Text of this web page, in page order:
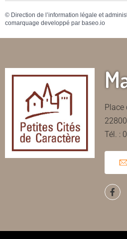
© Direction de l’information légale et
comarquage developpé par baseo.io
Place
Tél. :